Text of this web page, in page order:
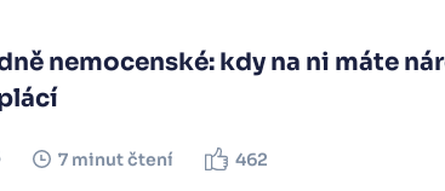
nemocenské: kdy na ni máte
7 minut čtení 462